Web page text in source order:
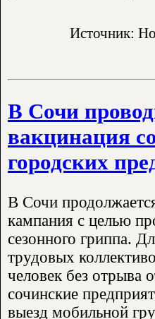
Источник:
В Сочи
вакцинация
городских
В Сочи
кампания с целью
сезонного гриппа.
трудовых
человек без отрыва
сочинские
выезд мобильной